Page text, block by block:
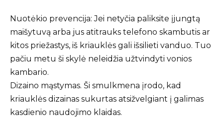
Nuotėkio prevencija: Jei netyčia paliksite įjungtą
maišytuvą arba jus atitrauks telefono skambutis ar
kitos priežastys, iš kriauklės gali išsilieti vanduo. Tuo
pačiu metu ši skylė neleidžia užtvindyti vonios
kambario.
Dizaino mąstymas. Ši smulkmena įrodo, kad
kriauklės dizainas sukurtas atsižvelgiant į galimas
kasdienio naudojimo klaidas.